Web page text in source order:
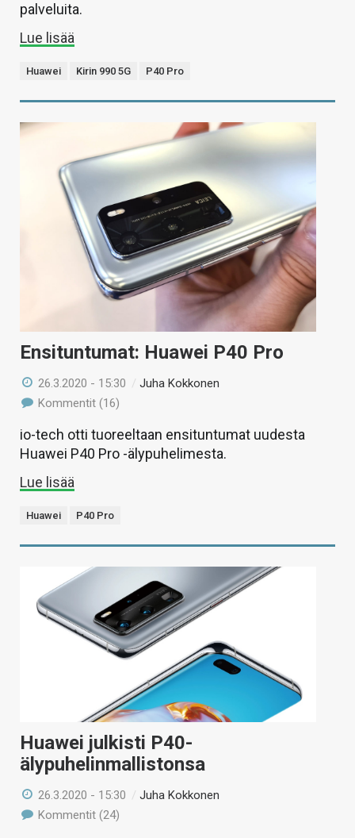
palveluita.
Lue lisää
Huawei Kirin 990 5G P40 Pro
Ensituntumat: Huawei P40 Pro
26.3.2020 - 15:30 /Juha Kokkonen
Kommentit (16)
io-tech otti tuoreeltaan ensituntumat uudesta
Huawei P40 Pro -älypuhelimesta.
Lue lisää
Huawei P40 Pro
Huawei julkisti P40-
älypuhelinmallistonsa
26.3.2020 - 15:30 /Juha Kokkonen
Kommentit (24)